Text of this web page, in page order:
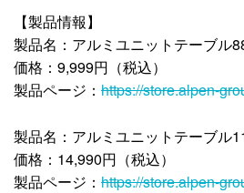
【製品情報】
製品名：アルミユニットテーブル
価格：9,999円（税込）
製品ページ： https://store.alpen-
製品名：アルミユニットテーブル
価格：14,990円（税込）
製品ページ： https://store.alpen-